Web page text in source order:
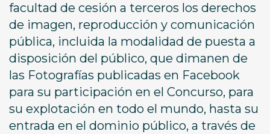
facultad de cesión a terceros los derechos
de imagen, reproducción y comunicación
pública, incluida la modalidad de puesta a
disposición del público, que dimanen de
las Fotografías publicadas en Facebook
para su participación en el Concurso, para
su explotación en todo el mundo, hasta su
entrada en el dominio público, a través de